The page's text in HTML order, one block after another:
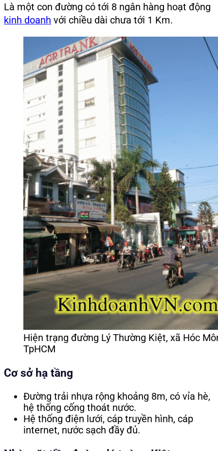
Là một con đường có tới 8 ngân hàng hoạt động
kinh doanh với chiều dài chưa tới 1 Km.
Hiện trạng đường Lý Thường Kiệt, xã Hóc
TpHCM
Cơ sở hạ tầng
Đường trải nhựa rộng khoảng 8m, có vỉa hè,
hệ thống cống thoát nước.
Hệ thống điện lưới, cáp truyền hình, cáp
internet, nước sạch đầy đủ.